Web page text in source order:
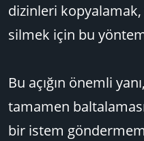
dizinleri
silmek için bu
Bu açığın önemli
tamamen
bir istem